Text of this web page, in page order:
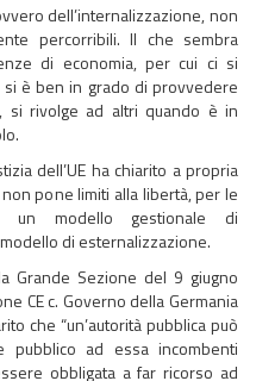
dell’internalizzazione, non
percorribili. Il che sembra
di economia, per cui ci si
è ben in grado di provvedere
si rivolge ad altri quando è in
dell’UE ha chiarito a propria
pone limiti alla libertà, per le
un modello gestionale di
di esternalizzazione.
Grande Sezione del 9 giugno
CE c. Governo della Germania
che “un’autorità pubblica può
pubblico ad essa incombenti
obbligata a far ricorso ad